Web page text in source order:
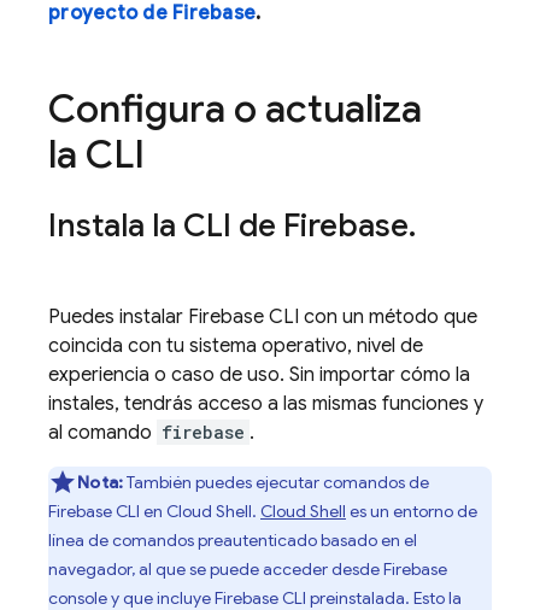
proyecto de Firebase.
Configura o actualiza
la CLI
Instala la CLI de Firebase.
Puedes instalar Firebase CLI con un método que
coincida con tu sistema operativo, nivel de
experiencia o caso de uso. Sin importar cómo la
instales, tendrás acceso a las mismas funciones y
al comando firebase .
Nota:También puedes ejecutar comandos de
Firebase CLI en Cloud Shell. Cloud Shell es un entorno de
línea de comandos preautenticado basado en el
navegador, al que se puede acceder desdeFirebase
console y que incluyeFirebase CLI preinstalada. Esto la